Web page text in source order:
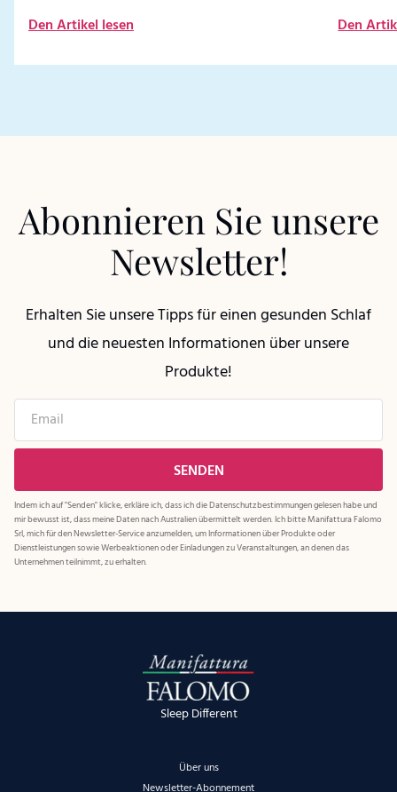
Den Artikel lesen Den
Abonnieren Sie unsere
Newsletter!
Erhalten Sie unsere Tipps für einen gesunden Schlaf
und die neuesten Informationen über unsere
Produkte!
Indem ich auf "Senden" klicke, erkläre ich, dass ich dieDatenschutzbestimmungengelesen habe und
mir bewusst ist, dass meine Daten nach Australien übermittelt werden. Ich bitte Manifattura Falomo
Srl, mich für den Newsletter-Service anzumelden, um Informationen über Produkte oder
Dienstleistungen sowie Werbeaktionen oder Einladungen zu Veranstaltungen, an denen das
Unternehmen teilnimmt, zu erhalten.
Sleep Different
Über uns